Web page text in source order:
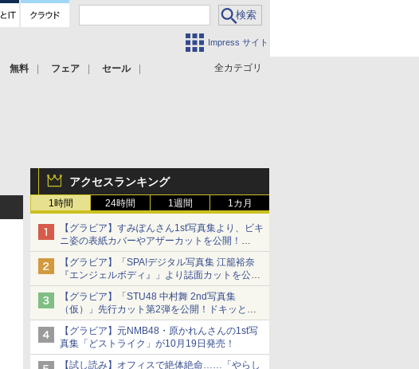
Impress サイト
全カテゴリ
無料 フェア セール
アクセスランキング
1時間 24時間 1週間 1カ月
【グラビア】すみぽんさん1st写真集より、ビキ
ニ姿の表紙カバーやアザーカットを公開！
タイトルは「offcourt（オフコート）」に決定
【グラビア】「SPA!デジタル写真集 江籠裕奈
『エンジェルボディ』」より誌面カットを公
開！
【グラビア】「STU48 中村舞 2nd写真集
（仮）」先行カット第2弾を公開！ドキッとす
るランジェリーカットなど新たな挑戦
【グラビア】元NMB48・原かれんさんの1st写
真集「どストライク」が10月19日発売！
【試し読み】オフィスで絶体絶命……「やらし